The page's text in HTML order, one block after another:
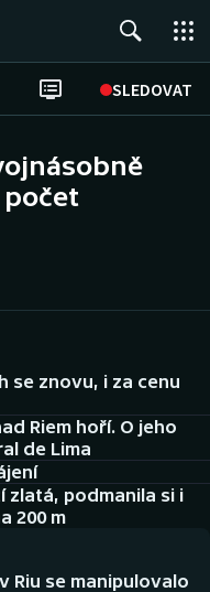
SLEDOVAT
počet
se znovu, i za cenu
Riem hoří. O jeho
de Lima
zlatá, podmanila si i
200 m
Riu se manipulovalo